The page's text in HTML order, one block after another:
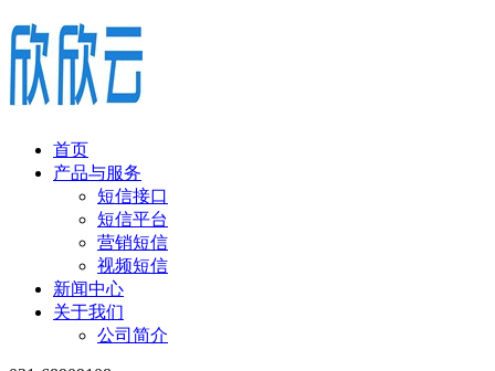
首页
产品与服务
短信接口
短信平台
营销短信
视频短信
新闻中心
关于我们
公司简介